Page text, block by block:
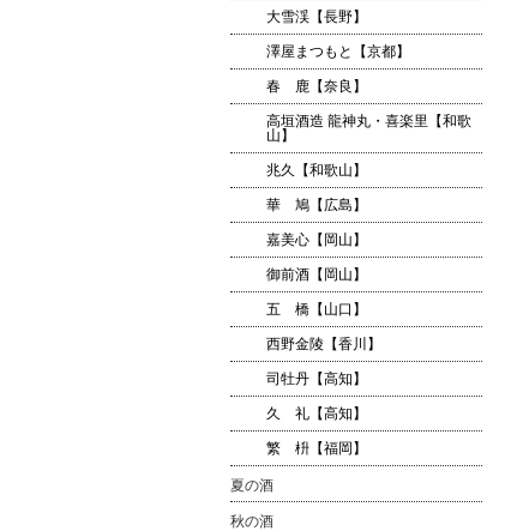
大雪渓【長野】
澤屋まつもと【京都】
春 鹿【奈良】
高垣酒造 龍神丸・喜楽里【和歌
山】
兆久【和歌山】
華 鳩【広島】
嘉美心【岡山】
御前酒【岡山】
五 橋【山口】
西野金陵【香川】
司牡丹【高知】
久 礼【高知】
繁 枡【福岡】
夏の酒
秋の酒